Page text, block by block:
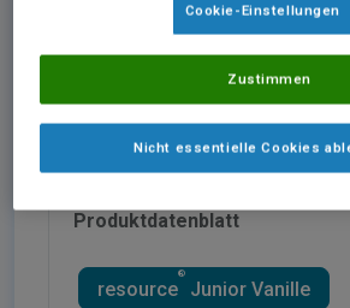
Junior
Hochkalorische Trinknahrung.
besondere medizinische Zwecke
Zum Diätmanagement bei
Mangelernährung oder bei Risiko
Mangelernährung. Geeignet ab 1
Produktdatenblatt
resource
®
Junior Vanille
Cookie-Einstellungen
Nicht essentielle Cookies
Zustimmen